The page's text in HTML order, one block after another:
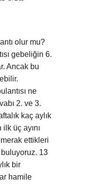
olur mu?
gebeliğin 6.
Ancak bu
ne
2. ve 3.
kaç aylık
üç ayını
merak ettikleri
13
bir
hamile